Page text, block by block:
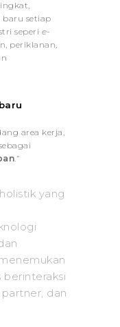
setiap
seperi e-
periklanan,
area kerja,
.”
yang
berinteraksi
dan